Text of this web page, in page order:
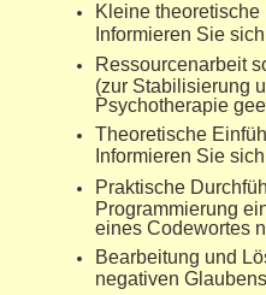
Kleine theoretische
Informieren Sie
Ressourcenarbeit
(zur Stabilisierung
Psychotherapie
Theoretische
Informieren Sie
Praktische
Programmierung
eines Codewortes
Bearbeitung und
negativen